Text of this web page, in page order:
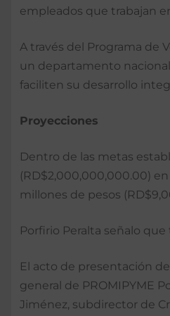
empleados que trabajan
A través del Programa de
un departamento
faciliten su desarrollo
Proyecciones
Dentro de las metas
(RD$2,000,000,000.00)
millones de pesos
Porfirio Peralta señalo
El acto de presentación
general de PROMIPYME
Jiménez, subdirector de